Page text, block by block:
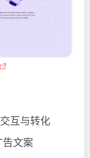
互与转化
告文案